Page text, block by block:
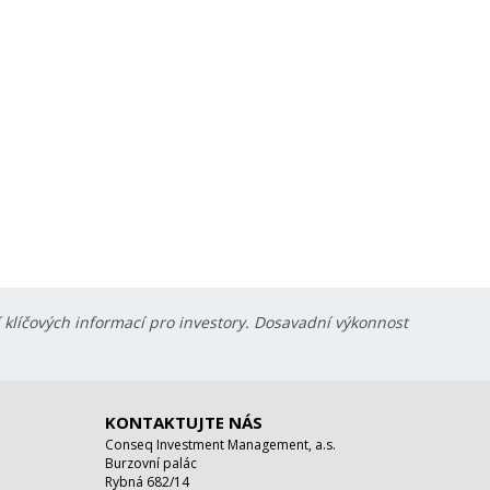
informací pro investory. Dosavadní výkonnost
KONTAKTUJTE NÁS
Conseq Investment Management, a.s.
Burzovní palác
Rybná 682/14